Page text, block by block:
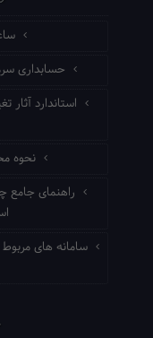
حسابداری
استاندارد آثار
نحوه
راهنمای جامع
سامانه های